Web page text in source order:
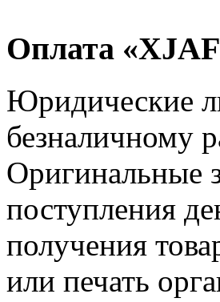
Оплата
Юридические
безналичному
Оригинальные
поступления
получения
или печать